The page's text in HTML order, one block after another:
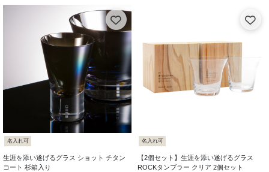
名入れ可
生涯を添い遂げるグラス ショット チタン
コート 杉箱入り
名入れ可
【2個セット】生涯を添い遂げるグラス
ROCKタンブラー クリア 2個セット